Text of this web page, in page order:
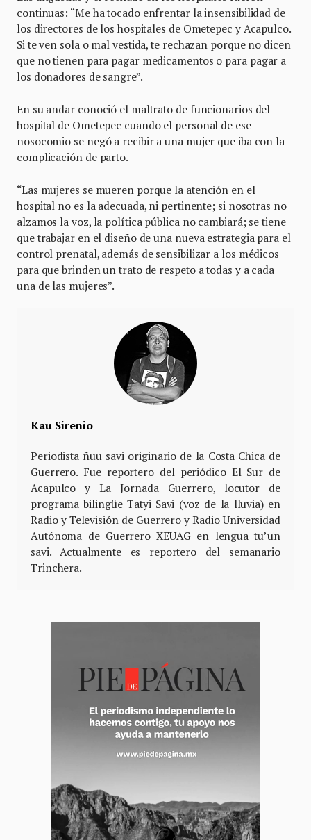
continuas: “Me ha tocado enfrentar la insensibilidad de
los directores de los hospitales de Ometepec y Acapulco.
Si te ven sola o mal vestida, te rechazan porque no dicen
que no tienen para pagar medicamentos o para pagar a
los donadores de sangre”.
En su andar conoció el maltrato de funcionarios del
hospital de Ometepec cuando el personal de ese
nosocomio se negó a recibir a una mujer que iba con la
complicación de parto.
“Las mujeres se mueren porque la atención en el
hospital no es la adecuada, ni pertinente; si nosotras no
alzamos la voz, la política pública no cambiará; se tiene
que trabajar en el diseño de una nueva estrategia para el
control prenatal, además de sensibilizar a los médicos
para que brinden un trato de respeto a todas y a cada
una de las mujeres”.
Kau Sirenio
Periodista ñuu savi originario de la Costa Chica de
Guerrero. Fue reportero del periódico El Sur de
Acapulco y La Jornada Guerrero, locutor de
programa bilingüe Tatyi Savi (voz de la lluvia) en
Radio y Televisión de Guerrero y Radio Universidad
Autónoma de Guerrero XEUAG en lengua tu’un
savi. Actualmente es reportero del semanario
Trinchera.